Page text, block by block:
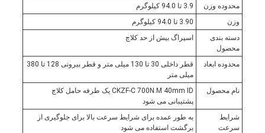
محدوده وزن
3.9 تا 94.0 کیلوگرم
وزن
3.90 تا 94.0 کیلوگرم
دسته بندی
محصول
اسپراگ بیش از حد کلاچ
محدوده ابعاد
قطر داخلی 30 تا 130 میلی متر و قطر بیرونی 128 تا 380
میلی متر
نام محصول
CKZF-C 700N.M 40mm ID یک طرفه حامل کلاچ
پشتیبانی می شود
شرایط
سرعت
به طور عمده برای شرایط سرعت بالا برای جلوگیری از
برگشت استفاده می شود